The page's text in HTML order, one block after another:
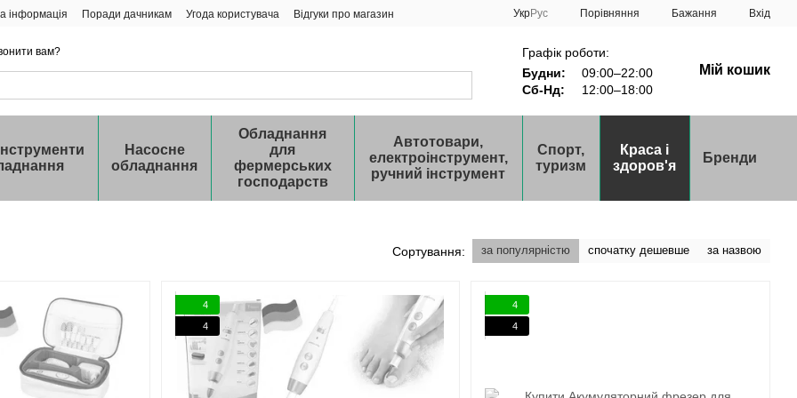
інформація Поради дачникам Угода користувача Відгуки про магазин УкрРус Порівняння Бажання Вхід
вам?
Графік роботи:
Будни:
09:00–22:00
Сб-Нд:
12:00–18:00
Мій кошик
Насосне
обладнання
Обладнання
для
фермерських
господарств
Автотовари,
електроінструмент,
ручний інструмент
Спорт,
туризм
Краса і
здоров'я
Бренди
Сортування: за популярністю спочатку дешевше за назвою
4
4
4
4